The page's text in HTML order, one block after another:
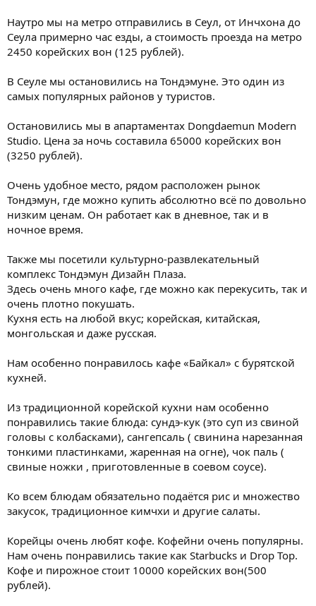
Наутро мы на метро отправились в Сеул, от Инчхона до
Сеула примерно час езды, а стоимость проезда на метро
2450 корейских вон (125 рублей).
В Сеуле мы остановились на Тондэмуне. Это один из
самых популярных районов у туристов.
Остановились мы в апартаментах Dongdaemun Modern
Studio. Цена за ночь составила 65000 корейских вон
(3250 рублей).
Очень удобное место, рядом расположен рынок
Тондэмун, где можно купить абсолютно всё по довольно
низким ценам. Он работает как в дневное, так и в
ночное время.
Также мы посетили культурно-развлекательный
комплекс Тондэмун Дизайн Плаза.
Здесь очень много кафе, где можно как перекусить, так и
очень плотно покушать.
Кухня есть на любой вкус; корейская, китайская,
монгольская и даже русская.
Нам особенно понравилось кафе «Байкал» с бурятской
кухней.
Из традиционной корейской кухни нам особенно
понравились такие блюда: сундэ-кук (это суп из свиной
головы с колбасками), сангепсаль ( свинина нарезанная
тонкими пластинками, жаренная на огне), чок паль (
свиные ножки , приготовленные в соевом соусе).
Ко всем блюдам обязательно подаётся рис и множество
закусок, традиционное кимчхи и другие салаты.
Корейцы очень любят кофе. Кофейни очень популярны.
Нам очень понравились такие как Starbucks и Drop Top.
Кофе и пирожное стоит 10000 корейских вон(500
рублей).